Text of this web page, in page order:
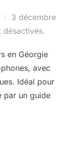
Publié
le
3 décembre
désactivés.
en Géorgie
avec
Idéal pour
par un guide